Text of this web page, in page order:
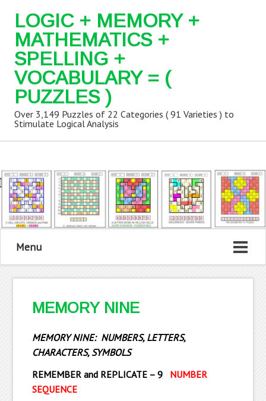
LOGIC + MEMORY +
MATHEMATICS +
SPELLING +
VOCABULARY = (
PUZZLES )
Over 3,149 Puzzles of 22 Categories ( 91 Varieties ) to
Stimulate Logical Analysis
Menu
MEMORY NINE
MEMORY NINE: NUMBERS, LETTERS,
CHARACTERS, SYMBOLS
REMEMBER and REPLICATE – 9
NUMBER
SEQUENCE